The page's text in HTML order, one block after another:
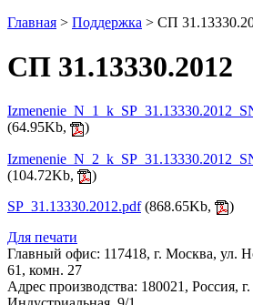
Главная > Поддержка > СП
СП 31.13330.2012
(64.95Kb,
)
(104.72Kb,
)
SP_31.13330.2012.pdf(868.65Kb, )
Для печати
Главный офис: 117418, г. Москва, ул.
61, комн. 27
Адрес производства: 180021, Россия,